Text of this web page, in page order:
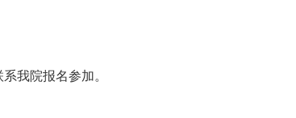
我院报名参加。